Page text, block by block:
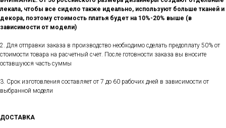
лекала, чтобы все сидело также идеально, используют больше тканей и
декора, поэтому стоимость платья будет на 10%-20% выше (в
зависимости от модели)
2. Для отправки заказа в производство необходимо сделать предоплату 50% от
стоимости товара на расчетный счет. После готовности заказа вы вносите
оставшуюся часть суммы
3. Срок изготовления составляет от 7 до 60 рабочих дней в зависимости от
выбранной модели
ДОСТАВКА